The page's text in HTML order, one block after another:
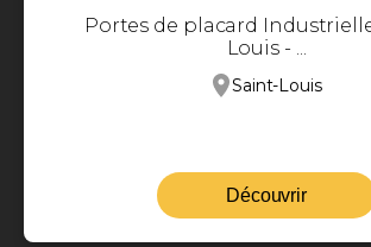
Portes de placard
Louis - ...
Saint-Louis
Découvrir